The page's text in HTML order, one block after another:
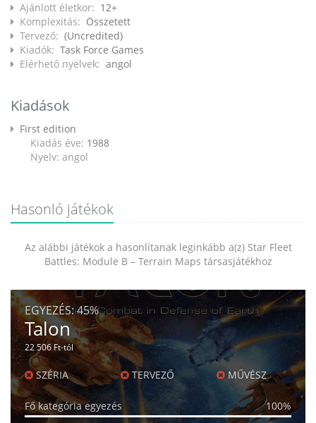
Ajánlott életkor: 12+
Komplexitás: Összetett
Tervező: (Uncredited)
Kiadók: Task Force Games
Elérhető nyelvek: angol
Kiadások
First edition
Kiadás éve: 1988
Nyelv: angol
Hasonló játékok
Az alábbi játékok a hasonlítanak leginkább a(z) Star Fleet
Battles: Module B – Terrain Maps társasjátékhoz
EGYEZÉS:45%
Talon
22 506 Ft-tól
SZÉRIA TERVEZŐ MŰVÉSZ
Fő kategória egyezés 100%